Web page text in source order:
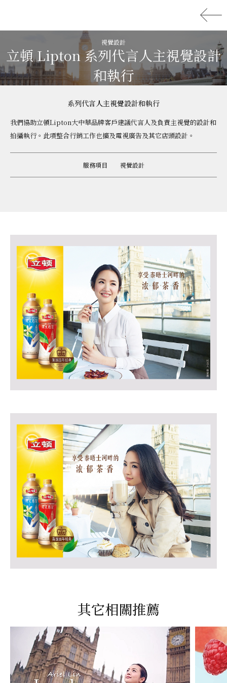
視覺設計
立頓 Lipton 系列代言人主視覺設計
和執行
系列代言人主視覺設計和執行
我們協助立頓Lipton大中華品牌客戶建議代言人及負責主視覺的設計和
拍攝執行。此項整合行銷工作也擴及電視廣告及其它店頭設計。
服務項目 視覺設計
其它相關推薦